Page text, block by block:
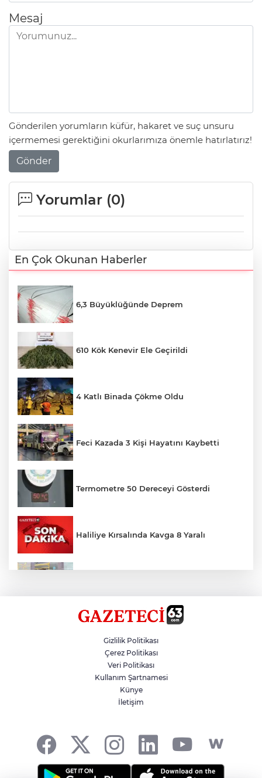
Mesaj
Gönderilen yorumların küfür, hakaret ve suç unsuru
içermemesi gerektiğini okurlarımıza önemle hatırlatırız!
Gönder
Yorumlar (0)
En Çok Okunan Haberler
6,3 Büyüklüğünde Deprem
610 Kök Kenevir Ele Geçirildi
4 Katlı Binada Çökme Oldu
Feci Kazada 3 Kişi Hayatını Kaybetti
Termometre 50 Dereceyi Gösterdi
Haliliye Kırsalında Kavga 8 Yaralı
Hikmet Başak’tan Ulaşım Çalışması
Sezon 18 Ağustos'ta Başlayacak
Gizlilik Politikası
Çerez Politikası
Veri Politikası
Kullanım Şartnamesi
Künye
İletişim